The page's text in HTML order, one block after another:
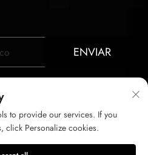
ENVIAR
LC lighting Co.,LTD.
to provide our services. If you
click Personalize cookies.